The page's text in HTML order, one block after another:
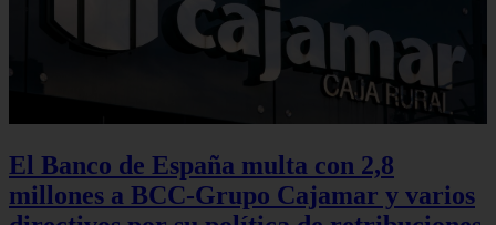
El Banco de España multa con 2,8
millones a BCC-Grupo Cajamar y varios